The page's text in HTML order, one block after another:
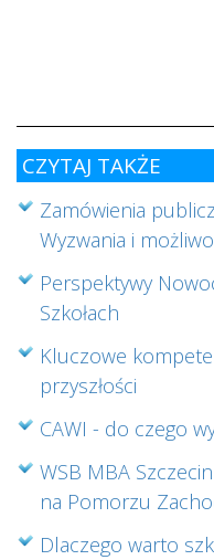
CZYTAJ TAKŻE
Zamówienia
Wyzwania i
Perspektywy
Szkołach
Kluczowe
przyszłości
CAWI - do czego
WSB MBA
na Pomorzu
Dlaczego warto